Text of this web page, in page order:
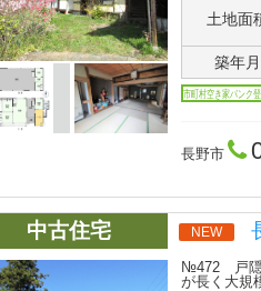
土地面
築年月
市町村空き家バンク
長野市
中古住宅 NEW
№472 戸隠
が長く大規